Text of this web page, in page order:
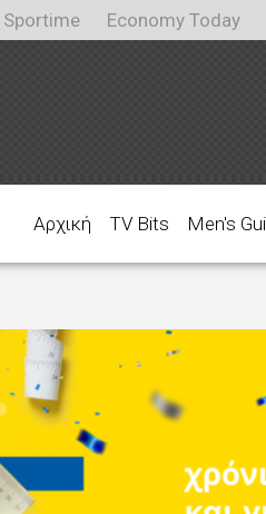
Sportime Economy Today
Αρχική TV Bits Men's